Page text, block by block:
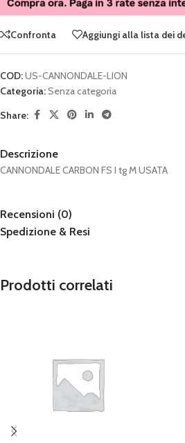
Confronta Aggiungi alla lista dei
COD:US-CANNONDALE-LION
Categoria:Senza categoria
Share:
Descrizione
CANNONDALE CARBON FS I tg M USATA
Recensioni (0)
Spedizione & Resi
Prodotti correlati